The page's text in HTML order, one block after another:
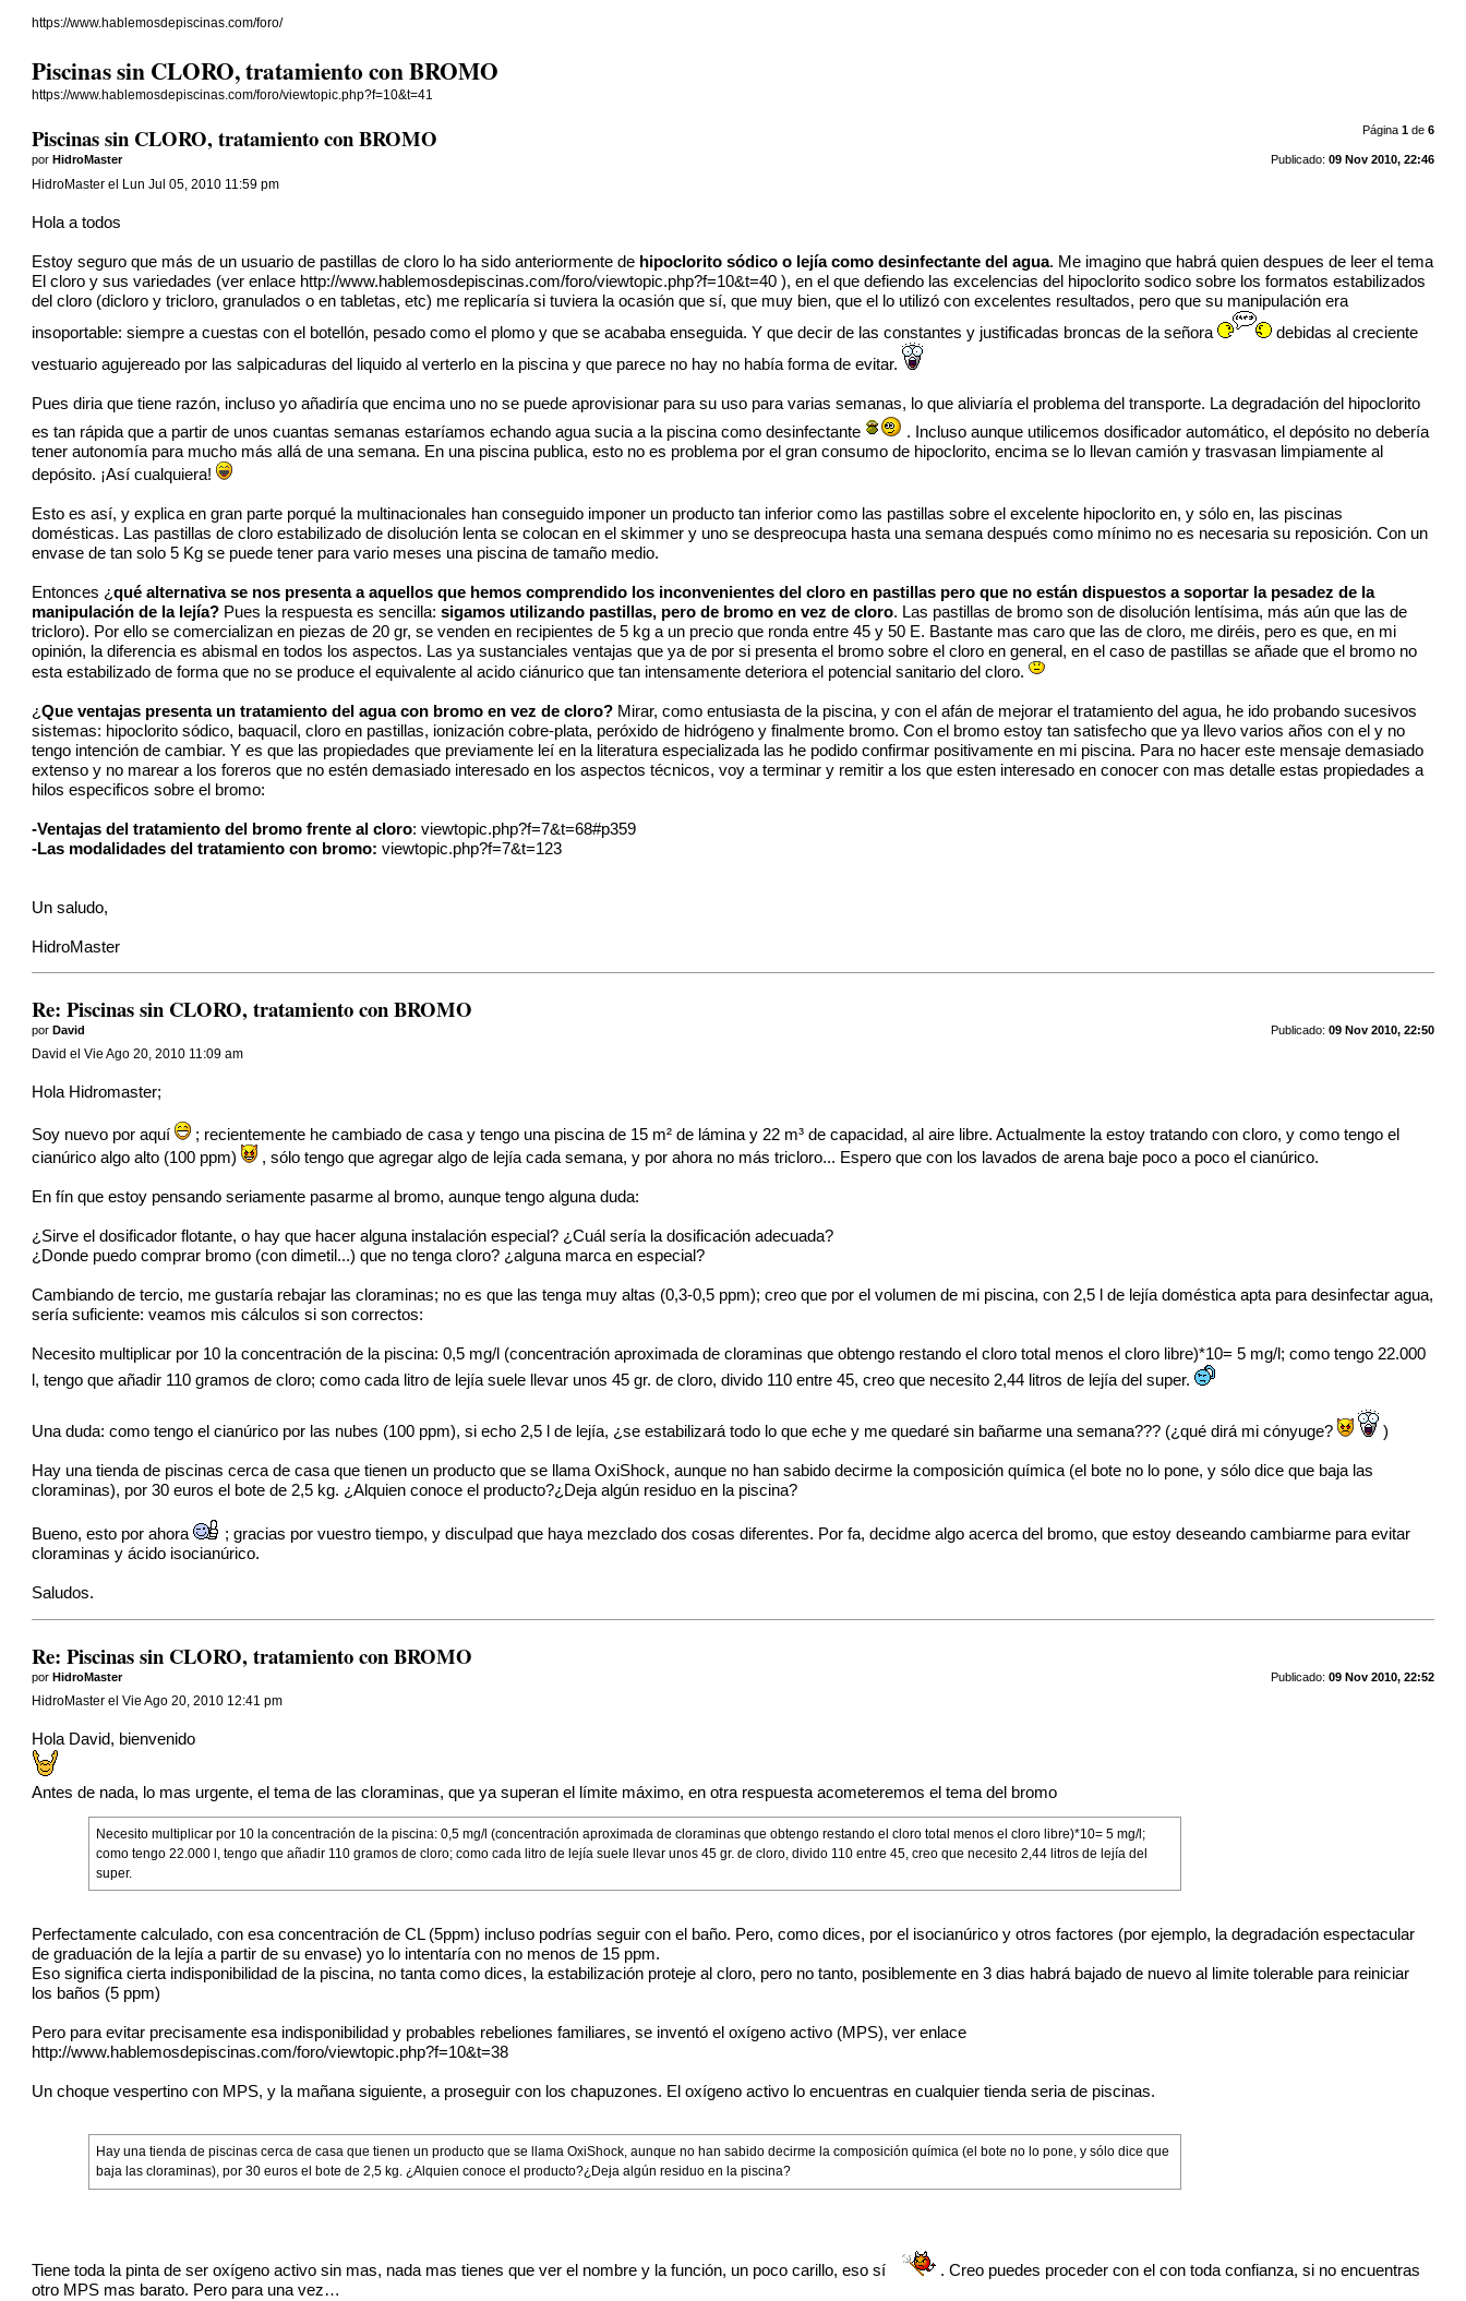
https://www.hablemosdepiscinas.com/foro/
Piscinas sin CLORO, tratamiento con BROMO
https://www.hablemosdepiscinas.com/foro/viewtopic.php?f=10&t=41
Página 1de 6
Piscinas sin CLORO, tratamiento con BROMO
Publicado: 09 Nov 2010, 22:46
porHidroMaster
HidroMaster el Lun Jul 05, 2010 11:59 pm
Hola a todos
Estoy seguro que más de un usuario de pastillas de cloro lo ha sido anteriormente de hipoclorito sódico o lejía como desinfectante del agua. Me imagino que habrá quien despues de leer el tema
El cloro y sus variedades (ver enlace http://www.hablemosdepiscinas.com/foro/viewtopic.php?f=10&t=40 ), en el que defiendo las excelencias del hipoclorito sodico sobre los formatos estabilizados
del cloro (dicloro y tricloro, granulados o en tabletas, etc) me replicaría si tuviera la ocasión que sí, que muy bien, que el lo utilizó con excelentes resultados, pero que su manipulación era
insoportable: siempre a cuestas con el botellón, pesado como el plomo y que se acababa enseguida. Y que decir de las constantes y justificadas broncas de la señora
debidas al creciente
vestuario agujereado por las salpicaduras del liquido al verterlo en la piscina y que parece no hay no había forma de evitar.
Pues diria que tiene razón, incluso yo añadiría que encima uno no se puede aprovisionar para su uso para varias semanas, lo que aliviaría el problema del transporte. La degradación del hipoclorito
es tan rápida que a partir de unos cuantas semanas estaríamos echando agua sucia a la piscina como desinfectante
. Incluso aunque utilicemos dosificador automático, el depósito no debería
tener autonomía para mucho más allá de una semana. En una piscina publica, esto no es problema por el gran consumo de hipoclorito, encima se lo llevan camión y trasvasan limpiamente al
depósito. ¡Así cualquiera!
Esto es así, y explica en gran parte porqué la multinacionales han conseguido imponer un producto tan inferior como las pastillas sobre el excelente hipoclorito en, y sólo en, las piscinas
domésticas. Las pastillas de cloro estabilizado de disolución lenta se colocan en el skimmer y uno se despreocupa hasta una semana después como mínimo no es necesaria su reposición. Con un
envase de tan solo 5 Kg se puede tener para vario meses una piscina de tamaño medio.
Entonces ¿qué alternativa se nos presenta a aquellos que hemos comprendido los inconvenientes del cloro en pastillas pero que no están dispuestos a soportar la pesadez de la
manipulación de la lejía? Pues la respuesta es sencilla:sigamos utilizando pastillas, pero de bromo en vez de cloro. Las pastillas de bromo son de disolución lentísima, más aún que las de
tricloro). Por ello se comercializan en piezas de 20 gr, se venden en recipientes de 5 kg a un precio que ronda entre 45 y 50 E. Bastante mas caro que las de cloro, me diréis, pero es que, en mi
opinión, la diferencia es abismal en todos los aspectos. Las ya sustanciales ventajas que ya de por si presenta el bromo sobre el cloro en general, en el caso de pastillas se añade que el bromo no
esta estabilizado de forma que no se produce el equivalente al acido ciánurico que tan intensamente deteriora el potencial sanitario del cloro.
¿Que ventajas presenta un tratamiento del agua con bromo en vez de cloro? Mirar, como entusiasta de la piscina, y con el afán de mejorar el tratamiento del agua, he ido probando sucesivos
sistemas: hipoclorito sódico, baquacil, cloro en pastillas, ionización cobre-plata, peróxido de hidrógeno y finalmente bromo. Con el bromo estoy tan satisfecho que ya llevo varios años con el y no
tengo intención de cambiar. Y es que las propiedades que previamente leí en la literatura especializada las he podido confirmar positivamente en mi piscina. Para no hacer este mensaje demasiado
extenso y no marear a los foreros que no estén demasiado interesado en los aspectos técnicos, voy a terminar y remitir a los que esten interesado en conocer con mas detalle estas propiedades a
hilos especificos sobre el bromo:
-Ventajas del tratamiento del bromo frente al cloro:viewtopic.php?f=7&t=68#p359
-Las modalidades del tratamiento con bromo: viewtopic.php?f=7&t=123
Un saludo,
HidroMaster
Re: Piscinas sin CLORO, tratamiento con BROMO
Publicado: 09 Nov 2010, 22:50
porDavid
David el Vie Ago 20, 2010 11:09 am
Hola Hidromaster;
Soy nuevo por aquí
; recientemente he cambiado de casa y tengo una piscina de 15 m² de lámina y 22 m³ de capacidad, al aire libre. Actualmente la estoy tratando con cloro, y como tengo el
cianúrico algo alto (100 ppm)
, sólo tengo que agregar algo de lejía cada semana, y por ahora no más tricloro... Espero que con los lavados de arena baje poco a poco el cianúrico.
En fín que estoy pensando seriamente pasarme al bromo, aunque tengo alguna duda:
¿Sirve el dosificador flotante, o hay que hacer alguna instalación especial? ¿Cuál sería la dosificación adecuada?
¿Donde puedo comprar bromo (con dimetil...) que no tenga cloro? ¿alguna marca en especial?
Cambiando de tercio, me gustaría rebajar las cloraminas; no es que las tenga muy altas (0,3-0,5 ppm); creo que por el volumen de mi piscina, con 2,5 l de lejía doméstica apta para desinfectar agua,
sería suficiente: veamos mis cálculos si son correctos:
Necesito multiplicar por 10 la concentración de la piscina: 0,5 mg/l (concentración aproximada de cloraminas que obtengo restando el cloro total menos el cloro libre)*10= 5 mg/l; como tengo 22.000
l, tengo que añadir 110 gramos de cloro; como cada litro de lejía suele llevar unos 45 gr. de cloro, divido 110 entre 45, creo que necesito 2,44 litros de lejía del super.
Una duda: como tengo el cianúrico por las nubes (100 ppm), si echo 2,5 l de lejía, ¿se estabilizará todo lo que eche y me quedaré sin bañarme una semana??? (¿qué dirá mi cónyuge? )
Hay una tienda de piscinas cerca de casa que tienen un producto que se llama OxiShock, aunque no han sabido decirme la composición química (el bote no lo pone, y sólo dice que baja las
cloraminas), por 30 euros el bote de 2,5 kg. ¿Alquien conoce el producto?¿Deja algún residuo en la piscina?
Bueno, esto por ahora
; gracias por vuestro tiempo, y disculpad que haya mezclado dos cosas diferentes. Por fa, decidme algo acerca del bromo, que estoy deseando cambiarme para evitar
cloraminas y ácido isocianúrico.
Saludos.
Re: Piscinas sin CLORO, tratamiento con BROMO
Publicado: 09 Nov 2010, 22:52
porHidroMaster
HidroMaster el Vie Ago 20, 2010 12:41 pm
Hola David, bienvenido
Antes de nada, lo mas urgente, el tema de las cloraminas, que ya superan el límite máximo, en otra respuesta acometeremos el tema del bromo
Necesito multiplicar por 10 la concentración de la piscina: 0,5 mg/l (concentración aproximada de cloraminas que obtengo restando el cloro total menos el cloro libre)*10= 5 mg/l;
como tengo 22.000 l, tengo que añadir 110 gramos de cloro; como cada litro de lejía suele llevar unos 45 gr. de cloro, divido 110 entre 45, creo que necesito 2,44 litros de lejía del
super.
Perfectamente calculado, con esa concentración de CL (5ppm) incluso podrías seguir con el baño. Pero, como dices, por el isocianúrico y otros factores (por ejemplo, la degradación espectacular
de graduación de la lejía a partir de su envase) yo lo intentaría con no menos de 15 ppm.
Eso significa cierta indisponibilidad de la piscina, no tanta como dices, la estabilización proteje al cloro, pero no tanto, posiblemente en 3 dias habrá bajado de nuevo al limite tolerable para reiniciar
los baños (5 ppm)
Pero para evitar precisamente esa indisponibilidad y probables rebeliones familiares, se inventó el oxígeno activo (MPS), ver enlace
http://www.hablemosdepiscinas.com/foro/viewtopic.php?f=10&t=38
Un choque vespertino con MPS, y la mañana siguiente, a proseguir con los chapuzones. El oxígeno activo lo encuentras en cualquier tienda seria de piscinas.
Hay una tienda de piscinas cerca de casa que tienen un producto que se llama OxiShock, aunque no han sabido decirme la composición química (el bote no lo pone, y sólo dice que
baja las cloraminas), por 30 euros el bote de 2,5 kg. ¿Alquien conoce el producto?¿Deja algún residuo en la piscina?
Tiene toda la pinta de ser oxígeno activo sin mas, nada mas tienes que ver el nombre y la función, un poco carillo, eso sí
. Creo puedes proceder con el con toda confianza, si no encuentras
otro MPS mas barato. Pero para una vez…